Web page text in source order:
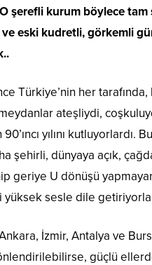
şerefli kurum böylece tam
eski kudretli, görkemli
Türkiye’nin her
ateşliydi,
90’ıncı yılını kutluyorlardı.
şehirli, dünyaya açık,
geriye U dönüşü
sesle dile
İzmir, Antalya ve
güçlü